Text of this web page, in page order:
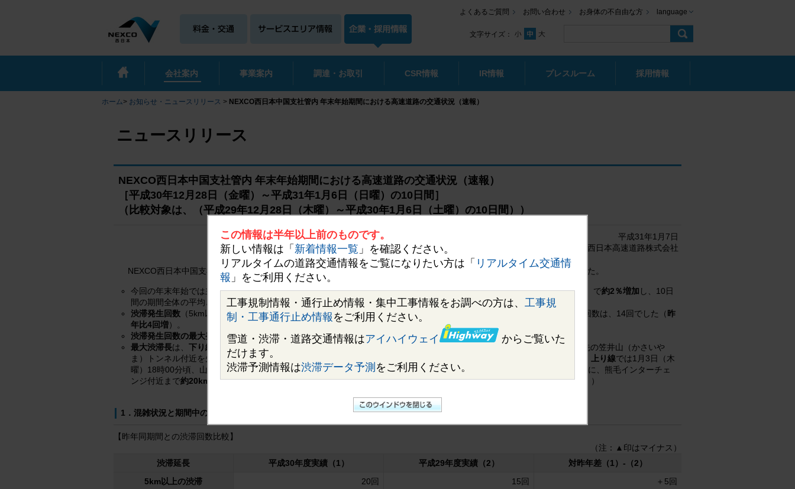
よくあるご質問 お問い合わせ お身体の不自由な方 language
文字サイズ：
会社案内 事業案内 調達・お取引 CSR情報 IR情報 プレスルーム 採用情報
ホーム> お知らせ・ニュースリリース > NEXCO西日本中国支社管内 年末年始期間における高速道路の交通状況（速報）
ニュースリリース
NEXCO西日本中国支社管内 年末年始期間における高速道路の交通状況（速報）
［平成30年12月28日（金曜）～平成31年1月6日（日曜）の10日間］
（比較対象は、（平成29年12月28日（木曜）～平成30年1月6日（土曜）の10日間））
この情報は半年以上前のものです。
新しい情報は「 新着情報一覧 」を確認ください。
リアルタイムの道路交通情報をご覧になりたい方は「 リアルタイム交通情
報 」をご利用ください。
工事規制情報・通行止め情報・集中工事情報をお調べの方は、 工事規
制・工事通行止め情報 をご利用ください。
雪道・渋滞・道路交通情報はアイハイウェイ
からご覧いた
だけます。
渋滞予測情報は渋滞データ予測 をご利用ください。
平成31年1月7日
西日本高速道路株式会社
NEXCO西日本中国支社（広島市安佐南区、支社長：小橋 慶三）は、年末年始期間の高速道路の交通状況をとりまとめました。
今回の年末年始では主な11区間の平均断面交通量は、年末期間（12月28日～31日）で約6％減少、年始期間（1月1日～6日）で約2％増加 し、10日
間の期間全体の平均としては、約1％減少となりました。
渋滞発生回数 （5km以上。以下同じ）は、合計20回でした（昨年比5回増）。このうち、事故や故障車が関係する渋滞発生回数は、14回でした（ 昨
年比4回増）。
渋滞発生回数の最大発生日は、下り線が12月29日（土曜）、上り線が1月2日（水曜）でした。
最大渋滞長は、 下り線
で12月29日（土曜）13時20分頃、山陽自動車道 山陽インターチェンジから九州方面におよそ9km先の笠井山（かさいや
ま）トンネル付近を先頭に、和気インターチェンジ付近まで
上り線では1月3日（木
曜）18時00分頃、山陽自動車道 岩国インターチェンジから大阪方面におよそ1km先の関戸（せきど）トンネル付近を先頭に、熊毛インターチェ
ンジ付近まで約20km （大竹インターチェンジ～熊毛インターチェンジ間）でした。（いずれも事故を契機とした渋滞です。）
1．混雑状況と期間中の交通量
【昨年同期間との渋滞回数比較】
（注：▲印はマイナス）
渋滞延長
平成30年度実績（1） 平成29年度実績（2）
対昨年差（1）-（2）
5km以上の渋滞
20回 15回
＋5回